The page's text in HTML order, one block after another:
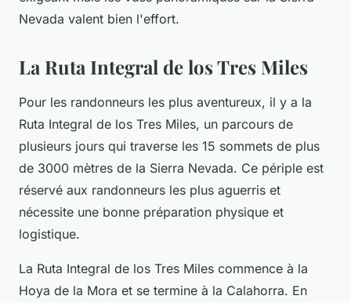
Nevada valent bien l'effort.
La Ruta Integral de los Tres Miles
Pour les randonneurs les plus aventureux, il y a la
Ruta Integral de los Tres Miles, un parcours de
plusieurs jours qui traverse les 15 sommets de plus
de 3000 mètres de la Sierra Nevada. Ce périple est
réservé aux randonneurs les plus aguerris et
nécessite une bonne préparation physique et
logistique.
La Ruta Integral de los Tres Miles commence à la
Hoya de la Mora et se termine à la Calahorra. En